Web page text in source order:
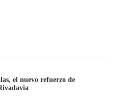
el nuevo refuerzo de